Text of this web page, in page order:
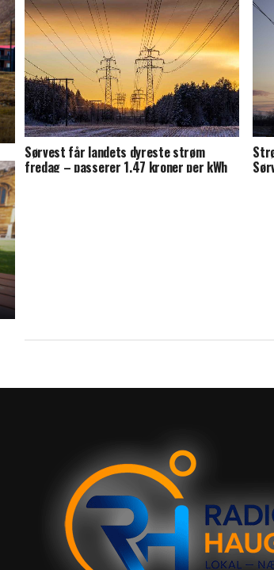
Sørvest får landets dyreste strøm
fredag – passerer 1,47 kroner per kWh